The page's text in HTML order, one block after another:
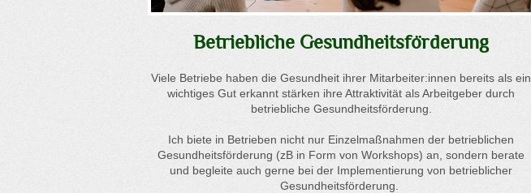
Betriebliche Gesundheitsförderung
Viele Betriebe haben die Gesundheit ihrer Mitarbeiter:innen bereits als ein
wichtiges Gut erkannt stärken ihre Attraktivität als Arbeitgeber durch
betriebliche Gesundheitsförderung.
Ich biete in Betrieben nicht nur Einzelmaßnahmen der betrieblichen
Gesundheitsförderung (zB in Form von Workshops) an, sondern berate
und begleite auch gerne bei der Implementierung von betrieblicher
Gesundheitsförderung.